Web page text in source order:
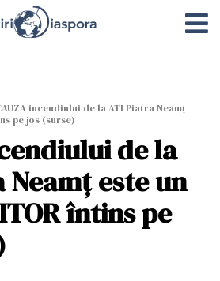
incendiului de la ATI Piatra Neamț
pe jos (surse)
de la
este un
întins pe